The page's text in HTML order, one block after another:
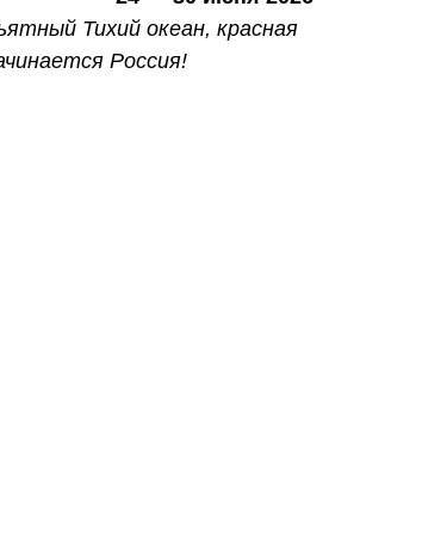
Тихий океан, красная
Россия!